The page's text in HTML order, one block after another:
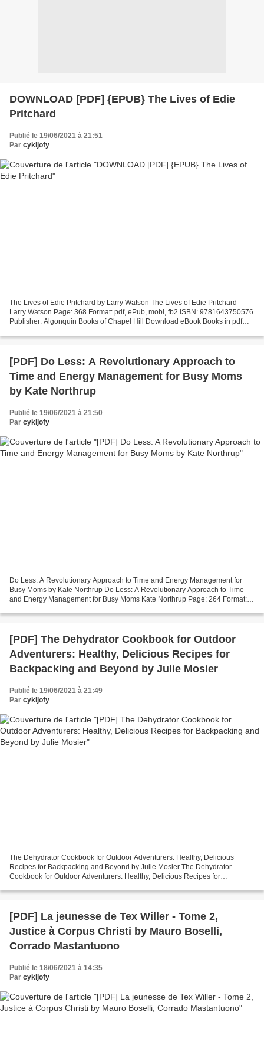
DOWNLOAD [PDF] {EPUB} The Lives of Edie
Pritchard
Publié le 19/06/2021 à 21:51
Par cykijofy
The Lives of Edie Pritchard by Larry Watson The Lives of Edie Pritchard
Larry Watson Page: 368 Format: pdf, ePub, mobi, fb2 ISBN: 9781643750576
Publisher: Algonquin Books of Chapel Hill Download eBook Books in pdf
[PDF] Do Less: A Revolutionary Approach to
Time and Energy Management for Busy Moms
by Kate Northrup
Publié le 19/06/2021 à 21:50
Par cykijofy
Do Less: A Revolutionary Approach to Time and Energy Management for
Busy Moms by Kate Northrup Do Less: A Revolutionary Approach to Time
and Energy Management for Busy Moms Kate Northrup Page: 264 Format:
[PDF] The Dehydrator Cookbook for Outdoor
Adventurers: Healthy, Delicious Recipes for
Backpacking and Beyond by Julie Mosier
Publié le 19/06/2021 à 21:49
Par cykijofy
The Dehydrator Cookbook for Outdoor Adventurers: Healthy, Delicious
Recipes for Backpacking and Beyond by Julie Mosier The Dehydrator
Cookbook for Outdoor Adventurers: Healthy, Delicious Recipes for
[PDF] La jeunesse de Tex Willer - Tome 2,
Justice à Corpus Christi by Mauro Boselli,
Corrado Mastantuono
Publié le 18/06/2021 à 14:35
Par cykijofy